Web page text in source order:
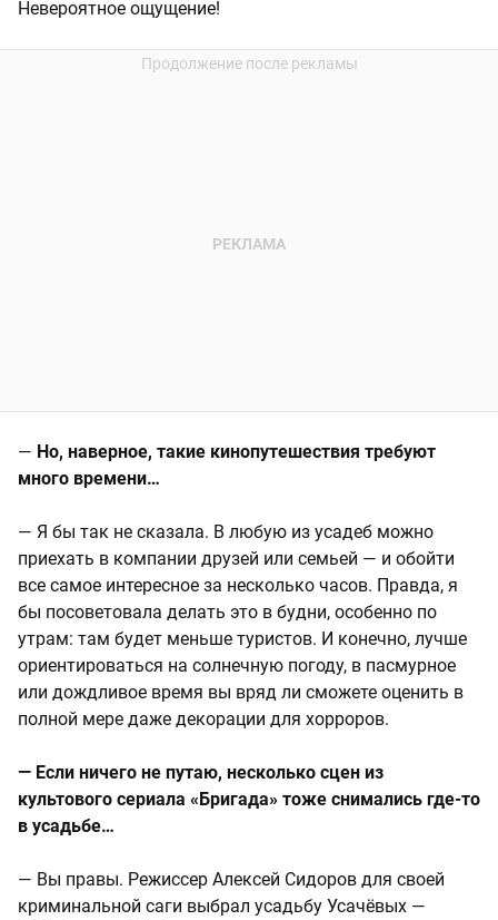
Невероятное ощущение!
— Но, наверное, такие кинопутешествия требуют
много времени…
— Я бы так не сказала. В любую из усадеб можно
приехать в компании друзей или семьей — и обойти
все самое интересное за несколько часов. Правда, я
бы посоветовала делать это в будни, особенно по
утрам: там будет меньше туристов. И конечно, лучше
ориентироваться на солнечную погоду, в пасмурное
или дождливое время вы вряд ли сможете оценить в
полной мере даже декорации для хорроров.
— Если ничего не путаю, несколько сцен из
культового сериала «Бригада» тоже снимались где-то
в усадьбе…
— Вы правы. Режиссер Алексей Сидоров для своей
криминальной саги выбрал усадьбу Усачёвых —